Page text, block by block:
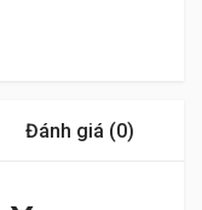
Đánh giá (0)